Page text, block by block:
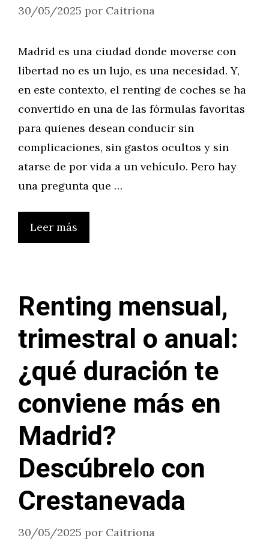
30/05/2025 por Caitriona
Madrid es una ciudad donde moverse con
libertad no es un lujo, es una necesidad. Y,
en este contexto, el renting de coches se ha
convertido en una de las fórmulas favoritas
para quienes desean conducir sin
complicaciones, sin gastos ocultos y sin
atarse de por vida a un vehículo. Pero hay
una pregunta que …
Leer más
Renting mensual,
trimestral o anual:
¿qué duración te
conviene más en
Madrid?
Descúbrelo con
Crestanevada
30/05/2025 por Caitriona